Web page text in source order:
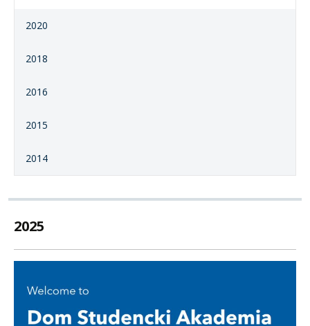
2020
2018
2016
2015
2014
2025